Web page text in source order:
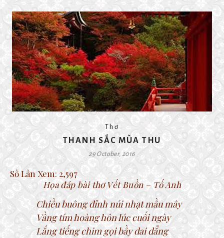
Thơ
THANH SẮC MÙA THU
29 October, 2016
Số Lần Xem: 2,597
Họa đáp bài thơ Vết Buồn – Tố Anh
Chiều buông đỉnh núi nhạt mầu mây
Vầng tím hoàng hôn lúc cuối ngày
Lắng tiếng chim gọi bầy dai dẳng